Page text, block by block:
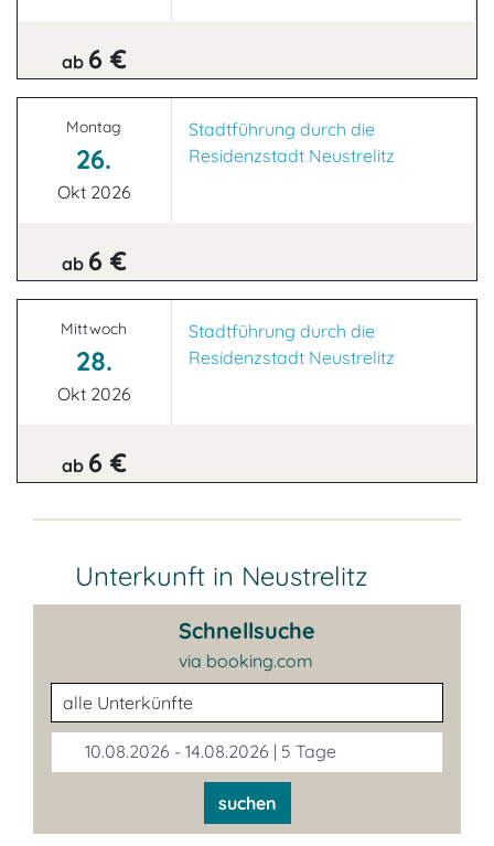
ab 6 €
Montag
26.
Okt 2026
Stadtführung durch die
Residenzstadt Neustrelitz
ab 6 €
Mittwoch
28.
Okt 2026
Stadtführung durch die
Residenzstadt Neustrelitz
ab 6 €
Unterkunft in Neustrelitz
Schnellsuche
via booking.com
Unterkunftsart
10.08.2026 - 14.08.2026 | 5 Tage
suchen